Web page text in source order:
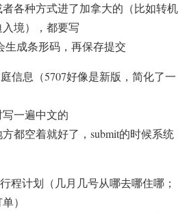
者各种方式进了加拿大的（比如转机
境），都要写
生成条形码，再保存提交
信息（5707好像是新版，简化了一
写一遍中文的
方都空着就好了 ，submit的时候系统
程计划（几月几号从哪去哪住哪；
）